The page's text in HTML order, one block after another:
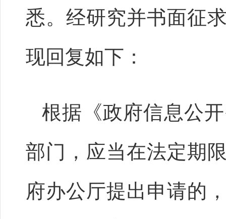
悉。经研究并书面征
现回复如下：
根据《政府信息公
部门，应当在法定期
府办公厅提出申请的